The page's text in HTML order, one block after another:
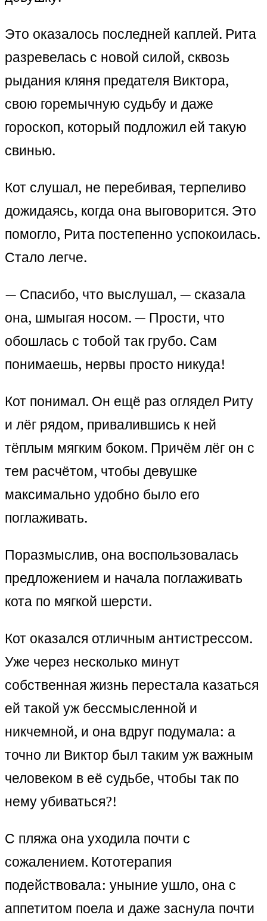
Это оказалось последней каплей. Рита
разревелась с новой силой, сквозь
рыдания кляня предателя Виктора,
свою горемычную судьбу и даже
гороскоп, который подложил ей такую
свинью.
Кот слушал, не перебивая, терпеливо
дожидаясь, когда она выговорится. Это
помогло, Рита постепенно успокоилась.
Стало легче.
— Спасибо, что выслушал, — сказала
она, шмыгая носом. — Прости, что
обошлась с тобой так грубо. Сам
понимаешь, нервы просто никуда!
Кот понимал. Он ещё раз оглядел Риту
и лёг рядом, привалившись к ней
тёплым мягким боком. Причём лёг он с
тем расчётом, чтобы девушке
максимально удобно было его
поглаживать.
Поразмыслив, она воспользовалась
предложением и начала поглаживать
кота по мягкой шерсти.
Кот оказался отличным антистрессом.
Уже через несколько минут
собственная жизнь перестала казаться
ей такой уж бессмысленной и
никчемной, и она вдруг подумала: а
точно ли Виктор был таким уж важным
человеком в её судьбе, чтобы так по
нему убиваться?!
С пляжа она уходила почти с
сожалением. Кототерапия
подействовала: уныние ушло, она с
аппетитом поела и даже заснула почти